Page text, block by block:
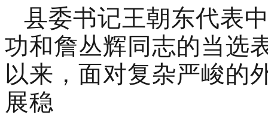
县委书记王朝东代表
功和詹丛辉同志的当选
以来，面对复杂严峻的
展稳